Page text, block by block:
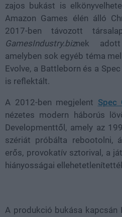
zajos bukást is
Amazon Games élén álló
2017-ben távozott
GamesIndustry.biznek
amelyben sok egyéb téma
Evolve, a Battleborn és a
is reflektált.
A 2012-ben megjelent Spec
nézetes modern háborús
Developmenttől, amely az
szériát próbálta rebootolni,
erős, provokatív sztorival, a
hiányosságai
A produkció bukása kapcsán